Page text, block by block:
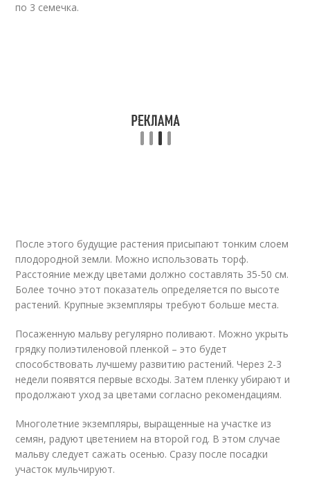
по 3 семечка.
После этого будущие растения присыпают тонким слоем
плодородной земли. Можно использовать торф.
Расстояние между цветами должно составлять 35-50 см.
Более точно этот показатель определяется по высоте
растений. Крупные экземпляры требуют больше места.
Посаженную мальву регулярно поливают. Можно укрыть
грядку полиэтиленовой пленкой – это будет
способствовать лучшему развитию растений. Через 2-3
недели появятся первые всходы. Затем пленку убирают и
продолжают уход за цветами согласно рекомендациям.
Многолетние экземпляры, выращенные на участке из
семян, радуют цветением на второй год. В этом случае
мальву следует сажать осенью. Сразу после посадки
участок мульчируют.